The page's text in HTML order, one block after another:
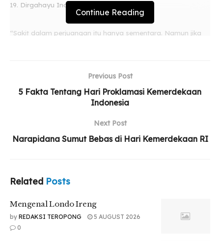
19. Dirgahayu Indonesiaku Ke- 76 ??
“Sakit dalam perjuangan itu hanya sementara. Namun jika
Related Posts
Indonesia
Design : Nadia Sinaga
Continue Reading
Previous Post
5 Fakta Tentang Hari Proklamasi Kemerdekaan
Indonesia
Next Post
Narapidana Sumut Bebas di Hari Kemerdekaan RI
Related Posts
Mengenal Londo Ireng
by REDAKSI TEROPONG
5 AUGUST 2026
0